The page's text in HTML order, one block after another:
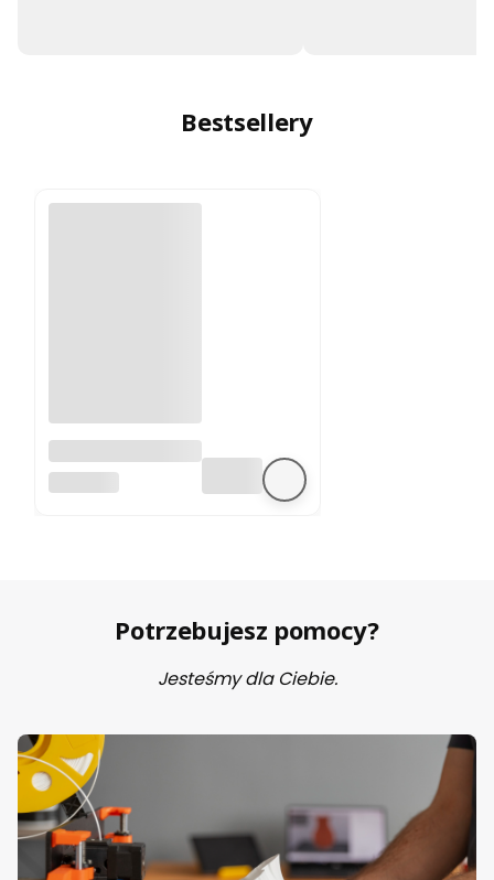
Bestsellery
A4988 sterownik
silnika krokowego
Potrzebujesz pomocy?
Jesteśmy dla Ciebie.